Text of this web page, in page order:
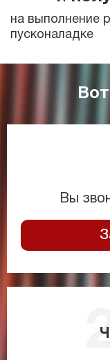
на выполнение
пусконаладке
Вы